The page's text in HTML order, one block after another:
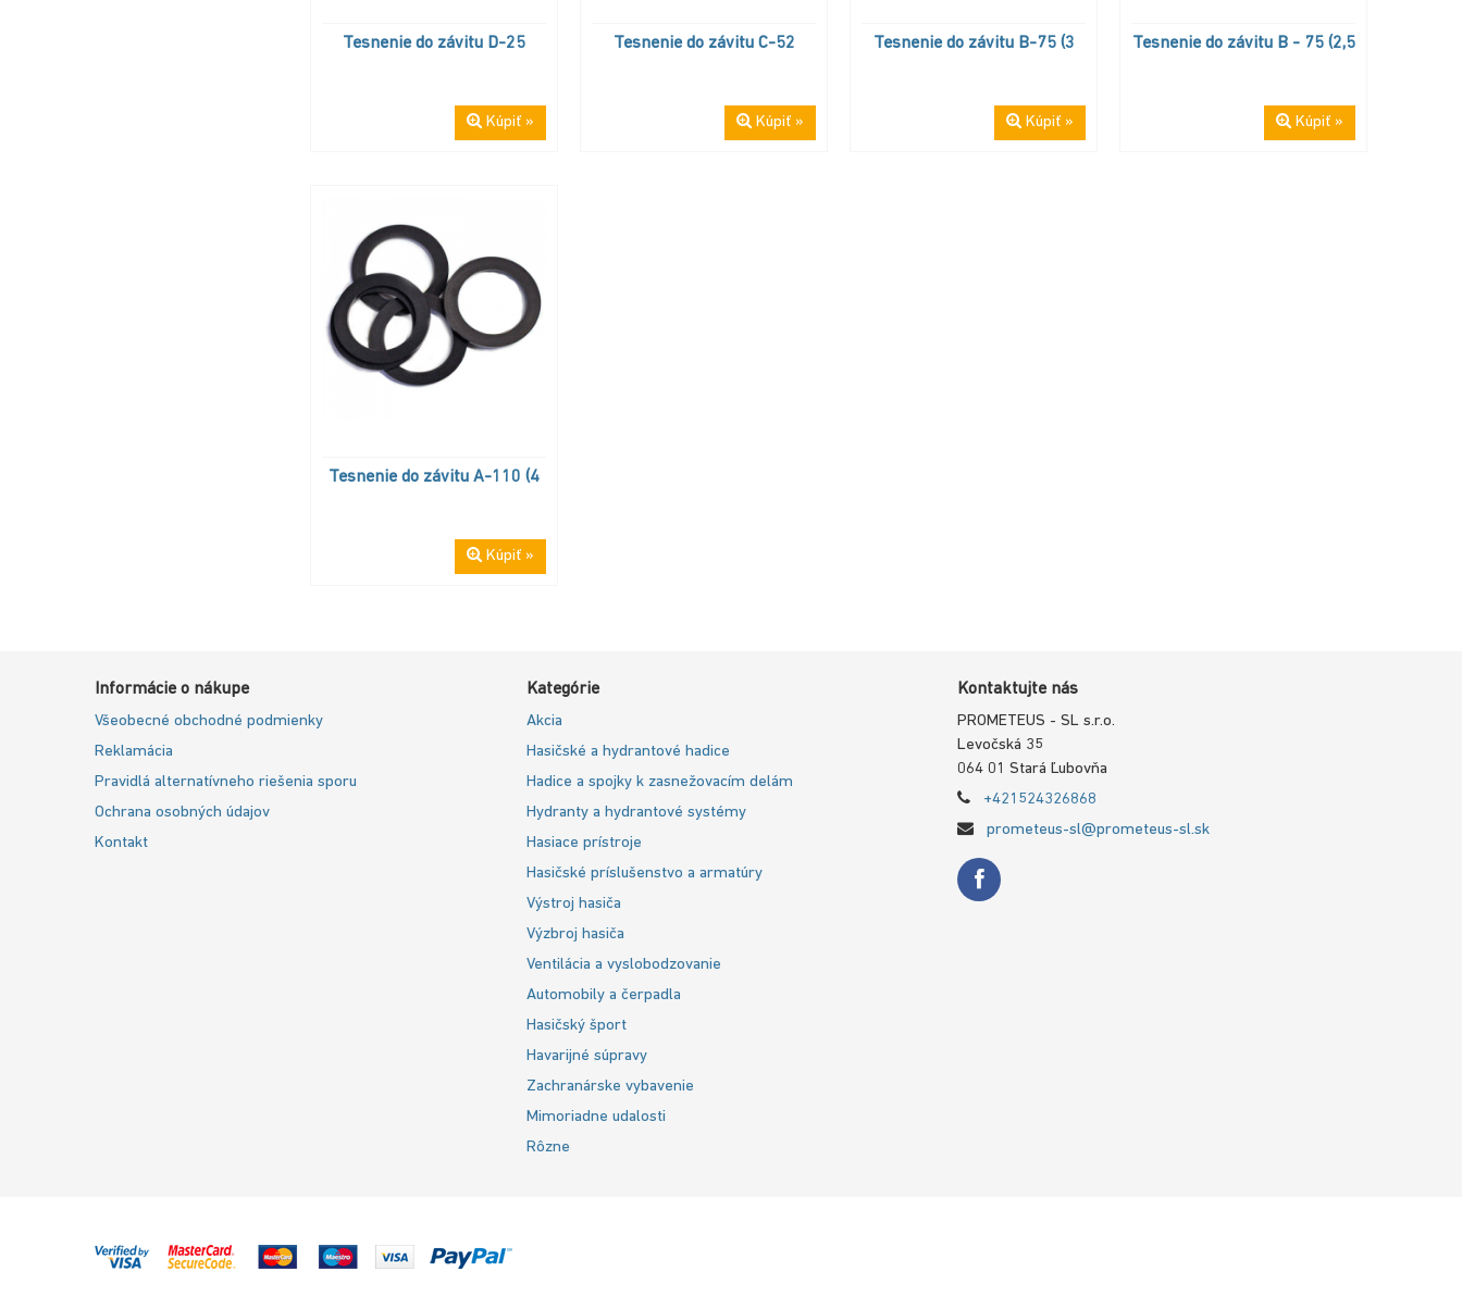
Tesnenie do závitu D-25
Kúpiť »
Tesnenie do závitu C-52
Kúpiť »
Tesnenie do závitu B-75 (3
Kúpiť »
Tesnenie do závitu B - 75 (2,5
Kúpiť »
Tesnenie do závitu A-110 (4
Kúpiť »
Informácie o nákupe
Všeobecné obchodné podmienky
Reklamácia
Pravidlá alternatívneho riešenia sporu
Ochrana osobných údajov
Kontakt
Kategórie
Akcia
Hasičské a hydrantové hadice
Hadice a spojky k zasnežovacím delám
Hydranty a hydrantové systémy
Hasiace prístroje
Hasičské príslušenstvo a armatúry
Výstroj hasiča
Výzbroj hasiča
Ventilácia a vyslobodzovanie
Automobily a čerpadla
Hasičský šport
Havarijné súpravy
Zachranárske vybavenie
Mimoriadne udalosti
Rôzne
Kontaktujte nás
PROMETEUS - SL s.r.o.
Levočská 35
064 01 Stará Ľubovňa
+421524326868
prometeus-sl@prometeus-sl.sk